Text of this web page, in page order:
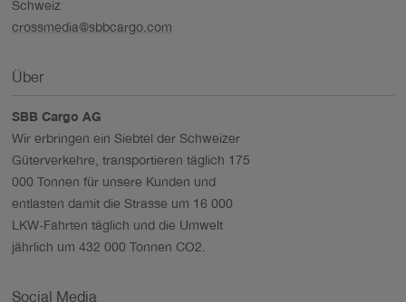
Schweiz
crossmedia@sbbcargo.com
Über
SBB Cargo AG
Wir erbringen ein Siebtel der Schweizer
Güterverkehre, transportieren täglich 175
000 Tonnen für unsere Kunden und
entlasten damit die Strasse um 16 000
LKW-Fahrten täglich und die Umwelt
jährlich um 432 000 Tonnen CO2.